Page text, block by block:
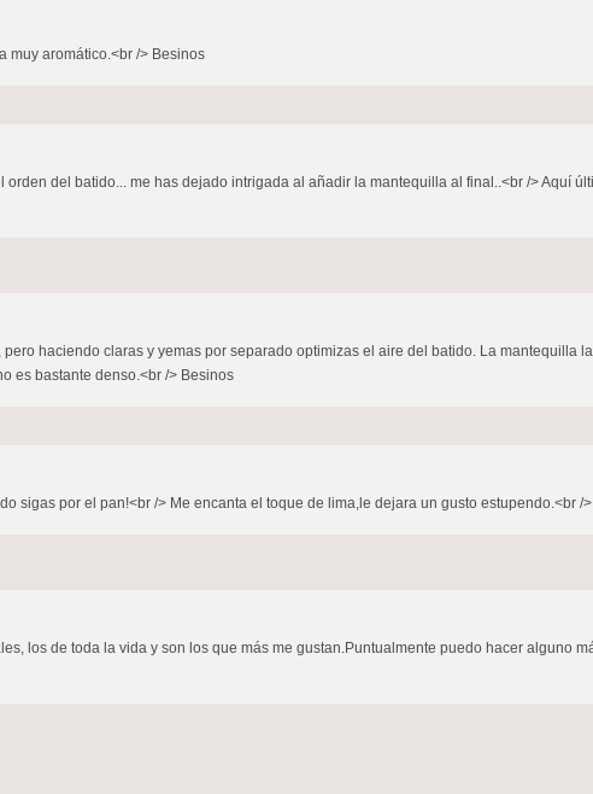
muy aromático.<br /> Besinos
del batido... me has dejado intrigada al añadir la mantequilla al final..<br /> Aquí
haciendo claras y yemas por separado optimizas el aire del batido. La mantequilla
es bastante denso.<br /> Besinos
sigas por el pan!<br /> Me encanta el toque de lima,le dejara un gusto estupendo.<br /
los de toda la vida y son los que más me gustan.Puntualmente puedo hacer alguno